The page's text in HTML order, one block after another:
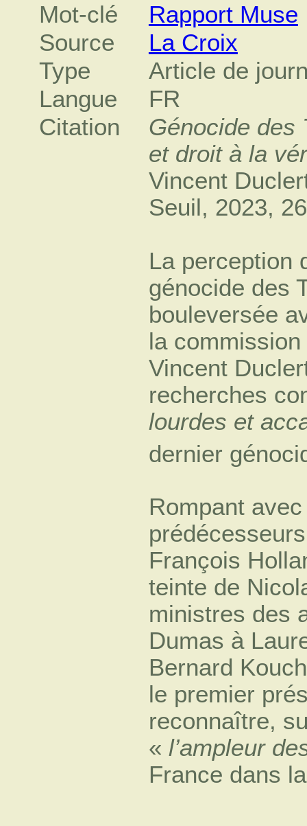
Mot-clé
Rapport Muse
Source
La Croix
Type
Article de
Langue
FR
Citation
Génocide des
et droit à la
Vincent
Seuil, 2023,
La perception
génocide des
bouleversée
la commission
Vincent
recherches
lourdes et
dernier
Rompant
François
teinte de
ministres des
Dumas à
Bernard
le premier
reconnaître,
« l’ampleur
France dans